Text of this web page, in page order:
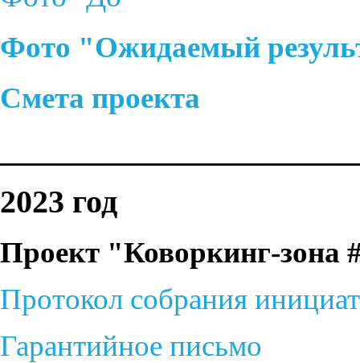
Фото "Ожидаемый
Смета проекта
2023 год
Проект "Коворкинг-
Протокол собрания
Гарантийное письмо